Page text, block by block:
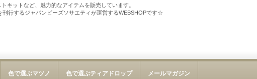
キットなど、魅力的なアイテムを販売しています。
刊行するジャパンビーズソサエティが運営するWEBSHOPです☆
色で選ぶマツノ 色で選ぶティアドロップ メールマガジン